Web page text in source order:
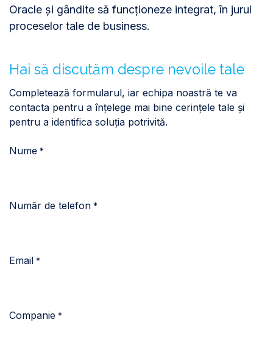
Oracle și gândite să funcționeze integrat, în jurul
proceselor tale de business.
Hai să discutăm despre nevoile tale
Completează formularul, iar echipa noastră te va
contacta pentru a înțelege mai bine cerințele tale și
pentru a identifica soluția potrivită.
Nume *
Număr de telefon *
Email *
Companie *